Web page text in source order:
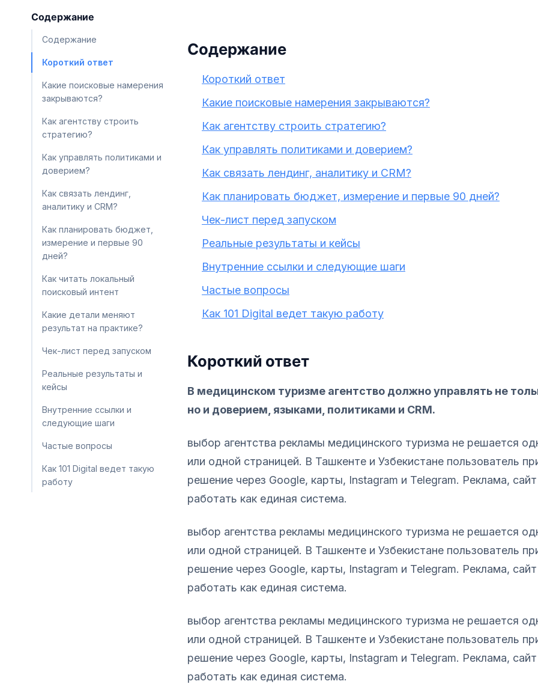
Содержание
Содержание
Короткий ответ
Какие поисковые намерения
закрываются?
Как агентству строить
стратегию?
Как управлять политиками и
доверием?
Как связать лендинг,
аналитику и CRM?
Как планировать бюджет,
измерение и первые 90
дней?
Как читать локальный
поисковый интент
Какие детали меняют
результат на практике?
Чек-лист перед запуском
Реальные результаты и
кейсы
Внутренние ссылки и
следующие шаги
Частые вопросы
Как 101 Digital ведет такую
работу
Содержание
Короткий ответ
Какие поисковые намерения закрываются?
Как агентству строить стратегию?
Как управлять политиками и доверием?
Как связать лендинг, аналитику и CRM?
Как планировать бюджет, измерение и первые 90 дней?
Чек-лист перед запуском
Реальные результаты и кейсы
Внутренние ссылки и следующие шаги
Частые вопросы
Как 101 Digital ведет такую работу
Короткий ответ
В медицинском туризме агентство должно управлять не
но и доверием, языками, политиками и CRM.
выбор агентства рекламы медицинского туризма не решается
или одной страницей. В Ташкенте и Узбекистане пользователь
решение через Google, карты, Instagram и Telegram. Реклама,
работать как единая система.
выбор агентства рекламы медицинского туризма не решается
или одной страницей. В Ташкенте и Узбекистане пользователь
решение через Google, карты, Instagram и Telegram. Реклама,
работать как единая система.
выбор агентства рекламы медицинского туризма не решается
или одной страницей. В Ташкенте и Узбекистане пользователь
решение через Google, карты, Instagram и Telegram. Реклама,
работать как единая система.